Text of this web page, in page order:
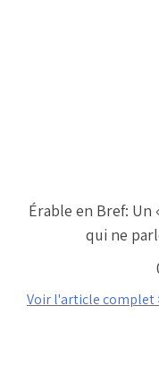
Érable en Bref:
qui ne
Voir l'article complet